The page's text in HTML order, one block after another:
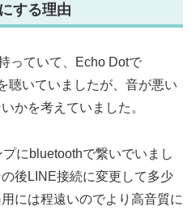
する理由
っていて、Echo Dotで
聴いていましたが、音が悪い
かを考えていました。
にbluetoothで繋いでいまし
後LINE接続に変更して多少
には程遠いのでより高音質に